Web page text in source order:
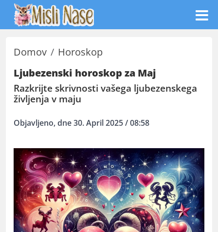
Domov
Horoskop
Ljubezenski horoskop za Maj
Razkrijte skrivnosti vašega ljubezenskega
življenja v maju
Objavljeno, dne 30. April 2025 / 08:58